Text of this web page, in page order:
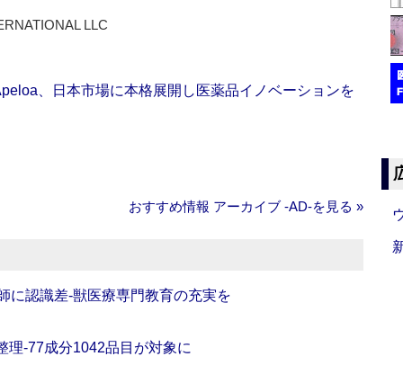
LLC
、日本市場に本格展開し医薬品イノベーションを
おすすめ情報 アーカイブ ‐AD‐を見る »
に認識差‐獣医療専門教育の充実を
‐77成分1042品目が対象に